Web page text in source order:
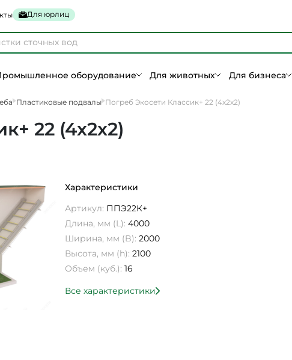
Для юрлиц
оборудование Для животных Для бизнеса
Пластиковые подвалы Погреб Экосети Классик+ 22 (4х2х2)
22 (4х2х2)
Характеристики
Артикул: ППЭ22К+
Длина, мм (L): 4000
Ширина, мм (B): 2000
Высота, мм (h): 2100
Объем (куб.): 16
Все характеристики